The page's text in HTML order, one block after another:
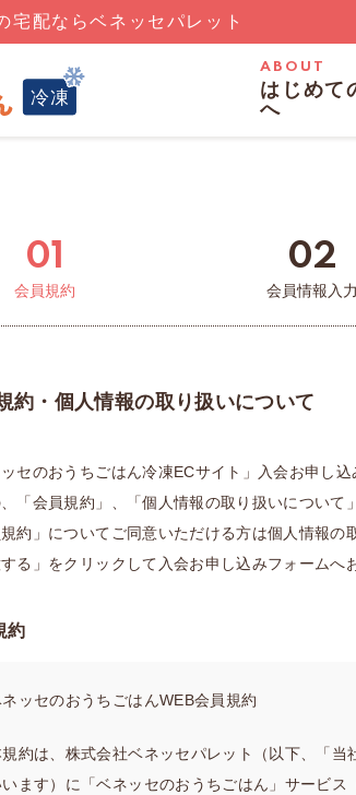
宅配ならベネッセパレット
ABOUT
はじめて
へ
01
会員規約
02
会員情報入力
約・個人情報の取り扱いについて
ッセのおうちごはん冷凍ECサイト」入会お申し込
「会員規約」、「個人情報の取り扱いについて
規約」についてご同意いただける方は個人情報
する」をクリックして入会お申し込みフォームへ
約
ッセのおうちごはんWEB会員規約
約は、株式会社ベネッセパレット（以下、「
います）に「ベネッセのおうちごはん」サービス